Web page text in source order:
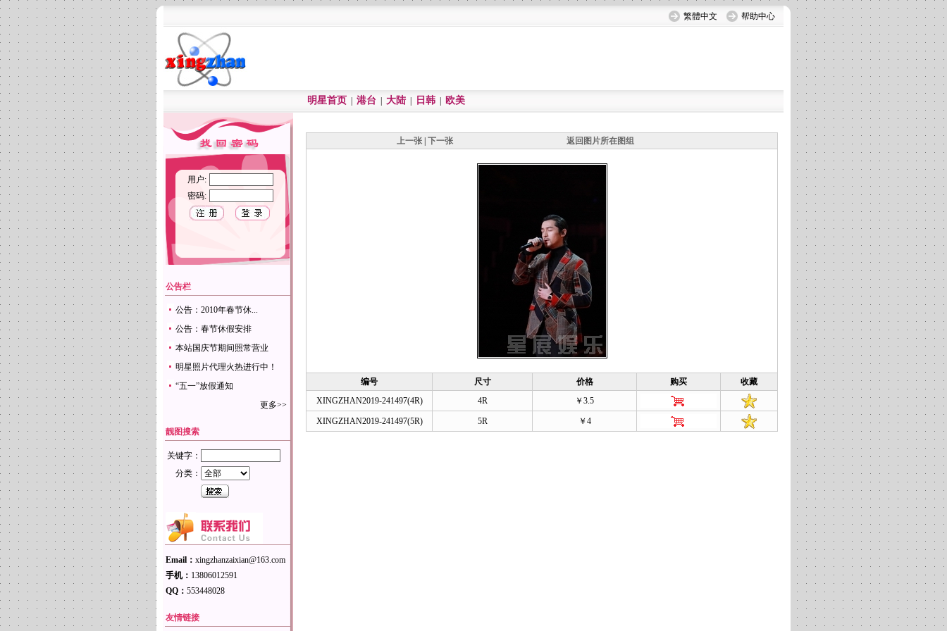
繁體中文 帮助中心
明星首页 港台 大陆 日韩 欧美
用户:
密码:
公告栏
公告：2010年春节休...
公告：春节休假安排
本站国庆节期间照常营业
明星照片代理火热进行中！
“五一”放假通知
更多>>
靓图搜索
关键字：
分类：
Email： xingzhanzaixian@163.com
手机： 13806012591
QQ： 553448028
友情链接
上一张 下一张 返回图片所在图组
编号 尺寸 价格 购买
收藏
XINGZHAN2019-241497(4R)
4R ￥3.5
XINGZHAN2019-241497(5R) 5R ￥4